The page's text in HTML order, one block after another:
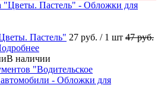
Пастель" 27 руб. / 1 шт 47 руб.
В наличии